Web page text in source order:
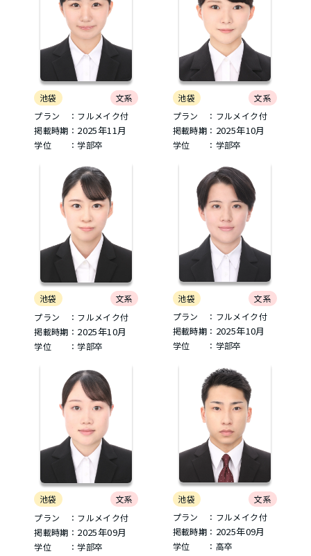
池袋
文系
プラン ：フルメイク付
掲載時期： 2025年11月
学位 ：学部卒
池袋
文系
プラン ：フルメイク付
掲載時期： 2025年10月
学位 ：学部卒
池袋
文系
プラン ：フルメイク付
掲載時期： 2025年10月
学位 ：学部卒
池袋
文系
プラン ：フルメイク付
掲載時期： 2025年10月
学位 ：学部卒
池袋
文系
プラン ：フルメイク付
掲載時期： 2025年09月
学位 ：学部卒
池袋
文系
プラン ：フルメイク付
掲載時期： 2025年09月
学位 ：高卒